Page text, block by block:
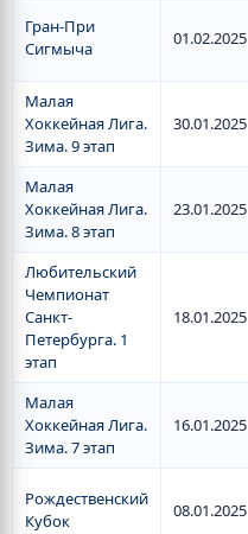
Гран-При
Сигмыча
01.02.2025
Малая
Хоккейная Лига.
Зима. 9 этап
30.01.2025
Малая
Хоккейная Лига.
Зима. 8 этап
23.01.2025
Любительский
Чемпионат
Санкт-
Петербурга. 1
этап
18.01.2025
Малая
Хоккейная Лига.
Зима. 7 этап
16.01.2025
Рождественский
Кубок
08.01.2025